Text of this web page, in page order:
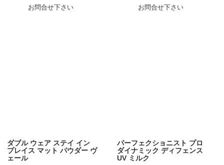
お問合せ下さい お問合せ下さい
ダブル ウェア ステイ イン
プレイス マット パウダー ヴ
ェール
パーフェクショニスト プロ
ダイナミック ディフェンス
UV ミルク